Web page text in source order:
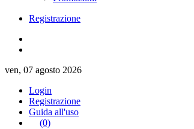
Registrazione
ven, 07 agosto 2026
Login
Registrazione
Guida all'uso
(0)